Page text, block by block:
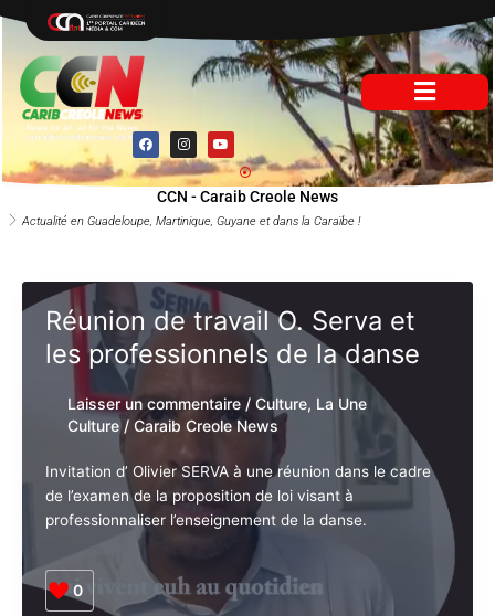
contenu
F
a
c
e
b
o
k
I
n
s
t
a
g
r
a
Y
o
u
t
u
b
e
Actualité en Guadeloupe, Martinique, Guyane et dans la Caraïbe !
CCN - Caraib Creole News
Réunion de travail O. Serva et
les professionnels de la danse
Laisser un commentaire / Culture, La Une
Culture/ Caraib Creole News
Invitation d’ Olivier SERVA à une réunion dans le cadre
de l’examen de la proposition de loi visant à
professionnaliser l’enseignement de la danse.
0